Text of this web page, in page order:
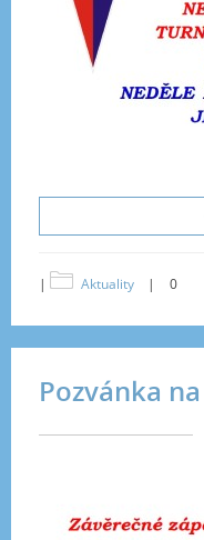
| Aktuality | 0
Pozvánka